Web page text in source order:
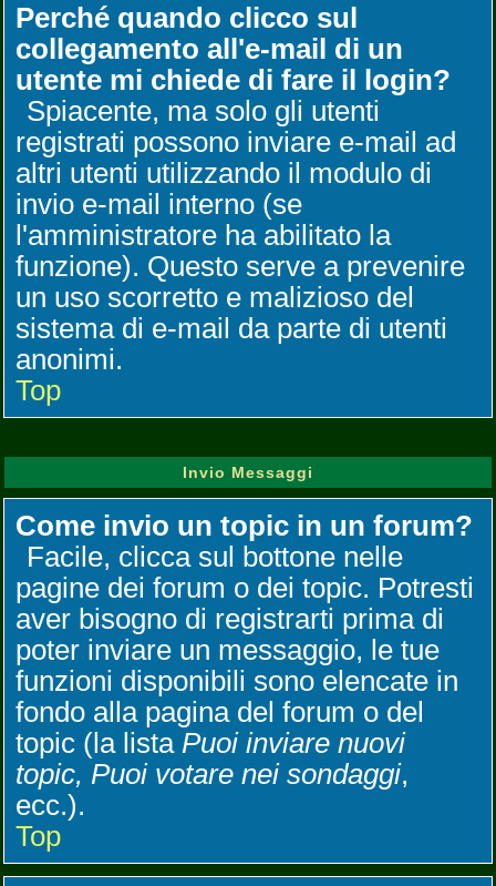
Perché quando clicco sul
collegamento all'e-mail di un
utente mi chiede di fare il login?
Spiacente, ma solo gli utenti
registrati possono inviare e-mail ad
altri utenti utilizzando il modulo di
invio e-mail interno (se
l'amministratore ha abilitato la
funzione). Questo serve a prevenire
un uso scorretto e malizioso del
sistema di e-mail da parte di utenti
anonimi.
Top
Invio Messaggi
Come invio un topic in un forum?
Facile, clicca sul bottone nelle
pagine dei forum o dei topic. Potresti
aver bisogno di registrarti prima di
poter inviare un messaggio, le tue
funzioni disponibili sono elencate in
fondo alla pagina del forum o del
topic (la lista Puoi inviare nuovi
topic, Puoi votare nei sondaggi,
ecc.).
Top